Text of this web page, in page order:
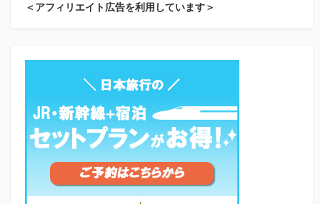
＜アフィリエイト広告を利用しています＞